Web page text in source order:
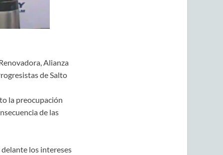
Alianza
de Salto
la preocupación
de las
los intereses